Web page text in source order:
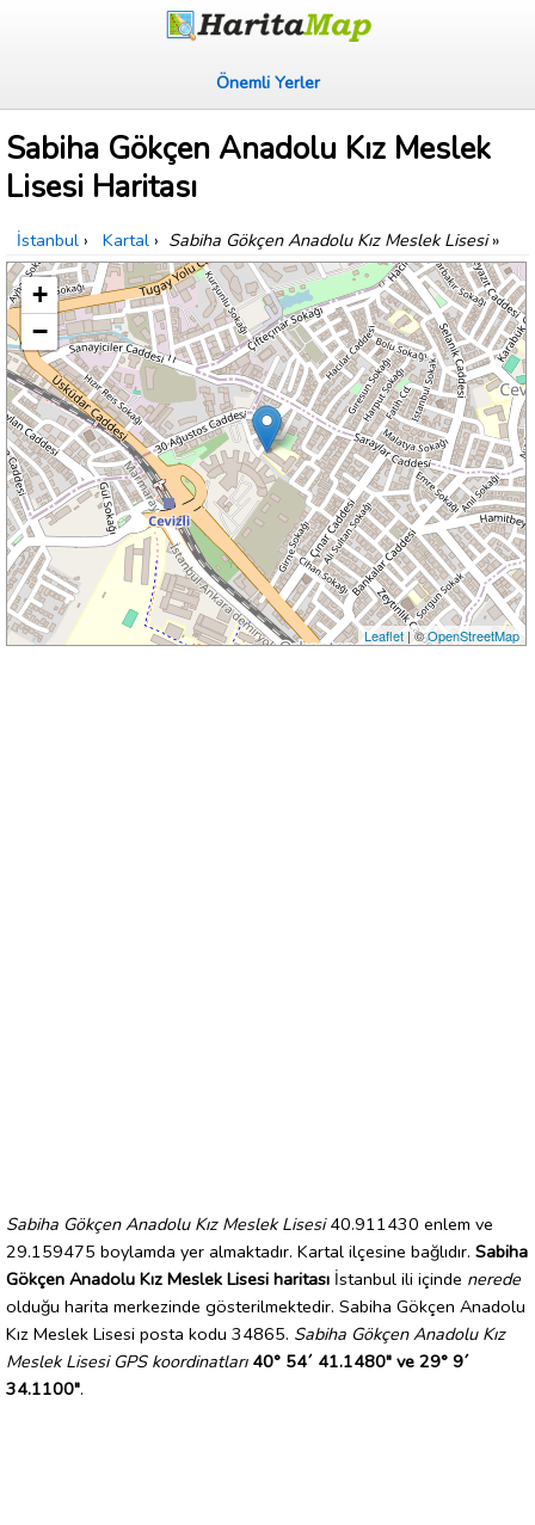
Önemli Yerler
Sabiha Gökçen Anadolu Kız Meslek
Lisesi Haritası
İstanbul › Kartal › Sabiha Gökçen Anadolu Kız Meslek Lisesi»
+
−
Leaflet| ©OpenStreetMap
Sabiha Gökçen Anadolu Kız Meslek Lisesi40.911430 enlem ve
29.159475 boylamda yer almaktadır. Kartal ilçesine bağlıdır. Sabiha
Gökçen Anadolu Kız Meslek Lisesi haritası İstanbul ili içinde nerede
olduğu harita merkezinde gösterilmektedir. Sabiha Gökçen Anadolu
Kız Meslek Lisesi posta kodu 34865. Sabiha Gökçen Anadolu Kız
Meslek Lisesi GPS koordinatları 40° 54´ 41.1480" ve 29° 9´
34.1100".